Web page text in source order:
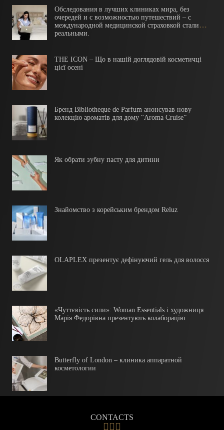
Обследования в лучших клиниках мира, без
очередей и с возможностью путешествий – с
международной медицинской страховкой стали
реальными.
THE ICON – Що в нашій доглядовій косметичці
цієї осені
Бренд Bibliotheque de Parfum анонсував нову
колекцію ароматів для дому “Aroma Cruise”
Як обрати зубну пасту для дитини
Знайомство з корейським брендом Reluz
OLAPLEX презентує дефінуючий гель для волосся
«Чуттєвість сили»: Woman Essentials і художниця
Марія Федорівна презентують колаборацію
Butterfly of London – клиника аппаратной
косметологии
CONTACTS